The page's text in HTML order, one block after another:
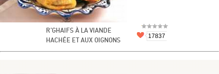
R’GHAIFS À LA VIANDE
HACHÉE ET AUX OIGNONS
17837